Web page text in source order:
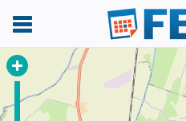
BRAŞOV